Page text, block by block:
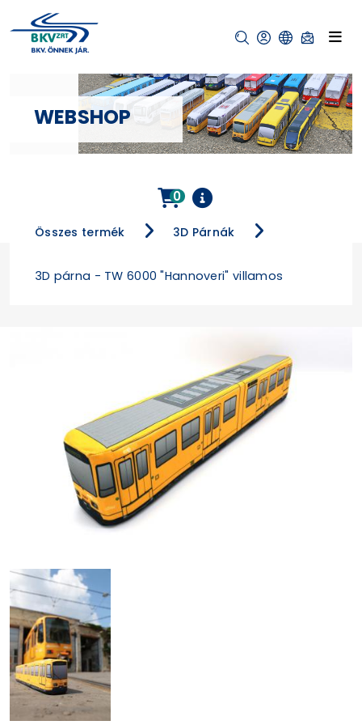
WEBSHOP
Összes termék 3D Párnák
3D párna - TW 6000 "Hannoveri" villamos
0